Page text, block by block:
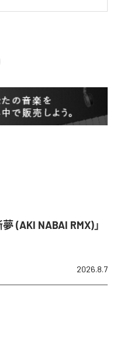
(AKI NABAI RMX)」
2026.8.7